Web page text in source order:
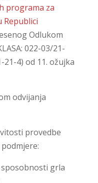
programa za
Odlukom
022-03/21-
21-4) od 11. ožujka
odvijanja
provedbe
grla